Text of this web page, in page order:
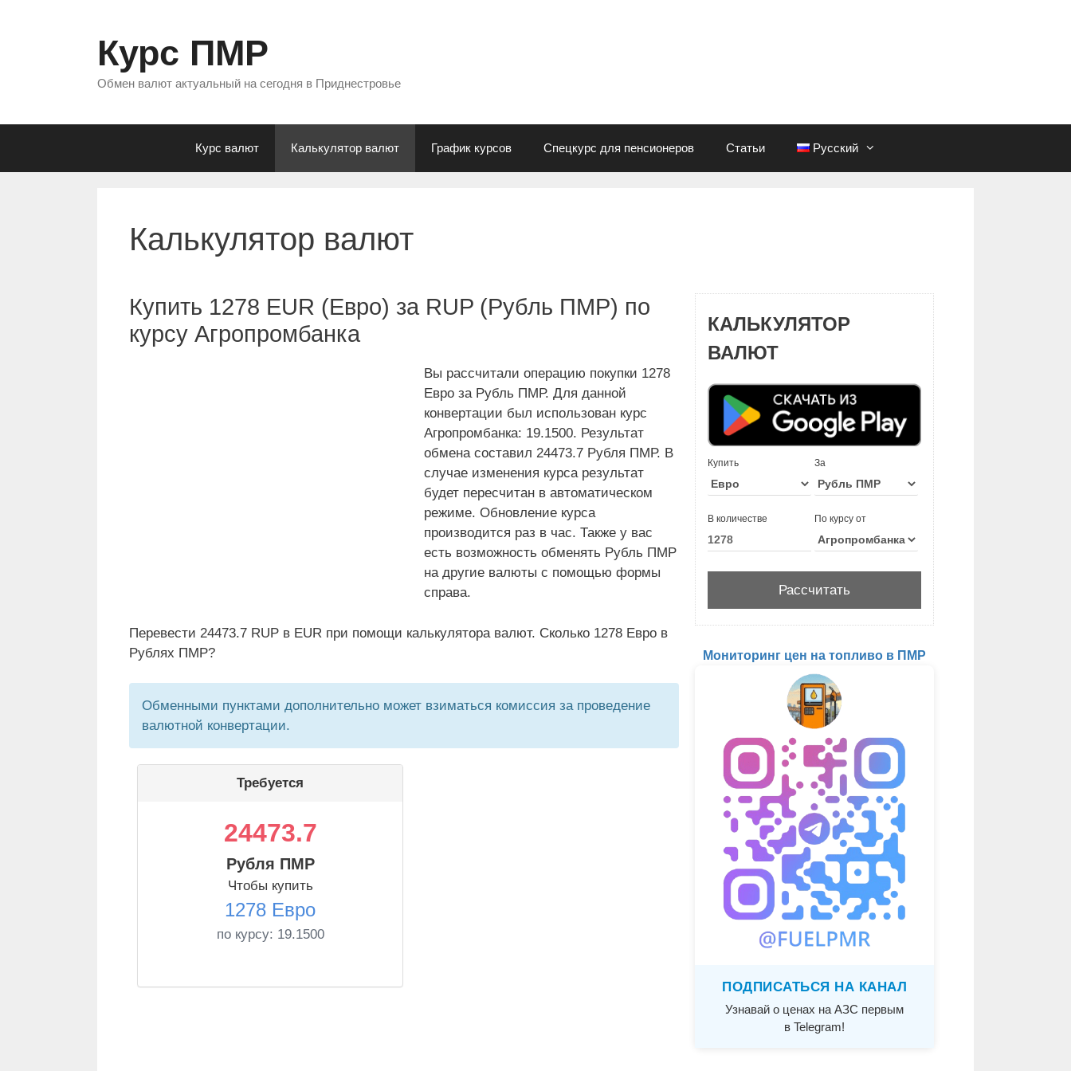
Курс ПМР
Обмен валют актуальный на сегодня в Приднестровье
Курс валют Калькулятор валют График курсов Спецкурс для пенсионеров Статьи Русский
Калькулятор валют
Купить 1278 EUR (Евро) за RUP (Рубль ПМР) по
курсу Агропромбанка
Вы рассчитали операцию покупки 1278
Евро за Рубль ПМР. Для данной
конвертации был использован курс
Агропромбанка: 19.1500. Результат
обмена составил 24473.7 Рубля ПМР. В
случае изменения курса результат
будет пересчитан в автоматическом
режиме. Обновление курса
производится раз в час. Также у вас
есть возможность обменять Рубль ПМР
на другие валюты с помощью формы
справа.
Перевести 24473.7 RUP в EUR при помощи калькулятора валют. Сколько 1278 Евро в
Рублях ПМР?
Обменными пунктами дополнительно может взиматься комиссия за проведение
валютной конвертации.
Требуется
24473.7
Рубля ПМР
Чтобы купить
1278 Евро
по курсу: 19.1500
КАЛЬКУЛЯТОР
ВАЛЮТ
Купить За
В количестве По курсу от
Мониторинг цен на топливо в ПМР
ПОДПИСАТЬСЯ НА КАНАЛ
Узнавай о ценах на АЗС первым
в Telegram!